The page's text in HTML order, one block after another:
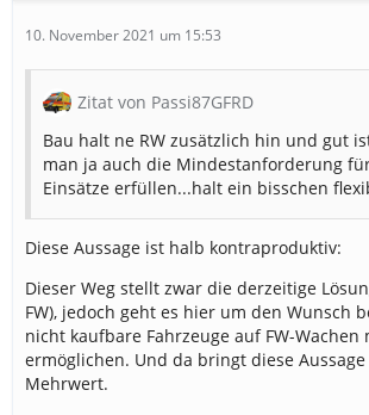
10. November 2021 um 15:53
Zitat von Passi87GFRD
Bau halt ne RW zusätzlich hin und gut
man ja auch die Mindestanforderung
Einsätze erfüllen...halt ein bisschen
Diese Aussage ist halb kontraproduktiv:
Dieser Weg stellt zwar die derzeitige
FW), jedoch geht es hier um den Wunsch
nicht kaufbare Fahrzeuge auf FW-Wachen
ermöglichen. Und da bringt diese
Mehrwert.